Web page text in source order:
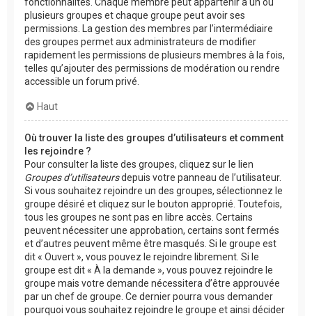
plusieurs groupes et chaque groupe peut avoir ses
permissions. La gestion des membres par l’intermédiaire
des groupes permet aux administrateurs de modifier
rapidement les permissions de plusieurs membres à la fois,
telles qu’ajouter des permissions de modération ou rendre
accessible un forum privé.
Haut
Où trouver la liste des groupes d’utilisateurs et comment
les rejoindre ?
Pour consulter la liste des groupes, cliquez sur le lien
Groupes d’utilisateursdepuis votre panneau de l’utilisateur.
Si vous souhaitez rejoindre un des groupes, sélectionnez le
groupe désiré et cliquez sur le bouton approprié. Toutefois,
tous les groupes ne sont pas en libre accès. Certains
peuvent nécessiter une approbation, certains sont fermés
et d’autres peuvent même être masqués. Si le groupe est
dit « Ouvert », vous pouvez le rejoindre librement. Si le
groupe est dit « À la demande », vous pouvez rejoindre le
groupe mais votre demande nécessitera d’être approuvée
par un chef de groupe. Ce dernier pourra vous demander
pourquoi vous souhaitez rejoindre le groupe et ainsi décider